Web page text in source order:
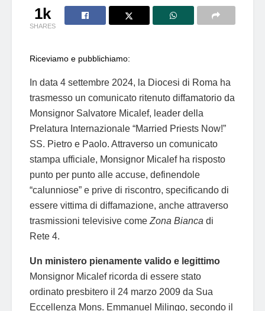
1k
SHARES
Riceviamo e pubblichiamo:
In data 4 settembre 2024, la Diocesi di Roma ha
trasmesso un comunicato ritenuto diffamatorio da
Monsignor Salvatore Micalef, leader della
Prelatura Internazionale “Married Priests Now!”
SS. Pietro e Paolo. Attraverso un comunicato
stampa ufficiale, Monsignor Micalef ha risposto
punto per punto alle accuse, definendole
“calunniose” e prive di riscontro, specificando di
essere vittima di diffamazione, anche attraverso
trasmissioni televisive come Zona Bianca di
Rete 4.
Un ministero pienamente valido e legittimo
Monsignor Micalef ricorda di essere stato
ordinato presbitero il 24 marzo 2009 da Sua
Eccellenza Mons. Emmanuel Milingo, secondo il